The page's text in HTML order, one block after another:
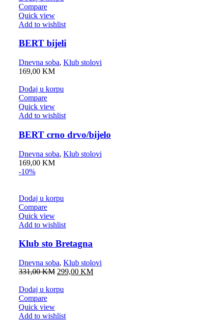
Compare
Quick view
Add to wishlist
BERT bijeli
Dnevna soba, Klub stolovi
169,00 KM
Dodaj u korpu
Compare
Quick view
Add to wishlist
BERT crno drvo/bijelo
Dnevna soba, Klub stolovi
169,00 KM
-10%
Dodaj u korpu
Compare
Quick view
Add to wishlist
Klub sto Bretagna
Dnevna soba, Klub stolovi
331,00KM 299,00 KM
Dodaj u korpu
Compare
Quick view
Add to wishlist